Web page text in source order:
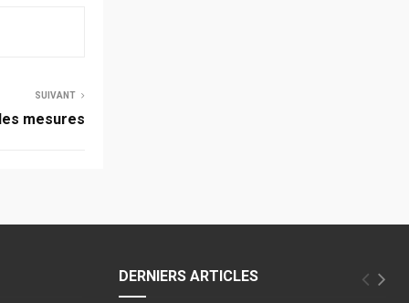
SUIVANT
mesures
DERNIERS ARTICLES